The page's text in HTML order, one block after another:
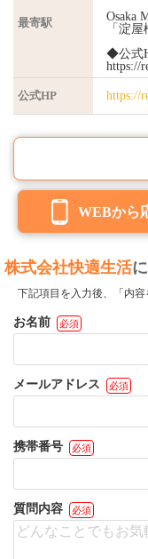
最寄駅
Osaka
「淀
◆公式
https://
公式HP https://
WEBから
株式会社快適生活
下記項目を入力後、「内容
お名前 必須
メールアドレス 必須
携帯番号 必須
質問内容 必須